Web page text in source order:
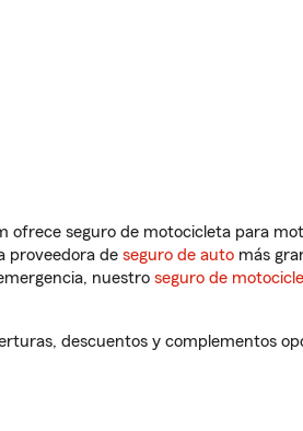
ofrece seguro de motocicleta para
proveedora de seguro de auto más
nuestro seguro de
descuentos y complementos